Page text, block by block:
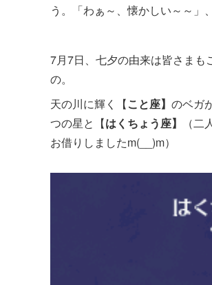
う。「わぁ～、懐かしい～～
7月7日、七夕の由来は皆さま
の。
天の川に輝く【こと座】 のベガ
つの星と【はくちょう座】 （
お借りしましたm(__)m）